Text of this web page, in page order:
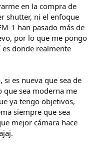
en la compra de
shutter, ni el enfoque
1 han pasado más de
por lo que me pongo
donde realmente
es nueva que sea de
que sea moderna me
ya tengo objetivos,
siempre que sea
mejor cámara hace